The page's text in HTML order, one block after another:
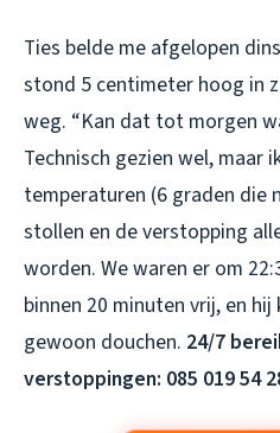
Ties belde me afgelopen
stond 5 centimeter hoog in
weg. “Kan dat tot morgen
Technisch gezien wel, maar
temperaturen (6 graden die
stollen en de verstopping
worden. We waren er om
binnen 20 minuten vrij, en
gewoon douchen. 24/7
verstoppingen: 085 019 54